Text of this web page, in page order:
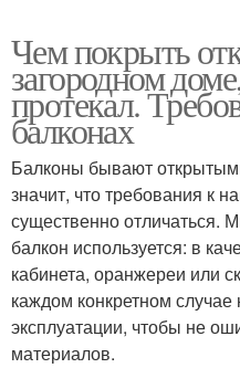
Чем покрыть
загородном
протекал.
балконах
Балконы бывают
значит, что требования к
существенно отличаться.
балкон используется: в
кабинета, оранжереи или
каждом конкретном случае
эксплуатации, чтобы не
материалов.